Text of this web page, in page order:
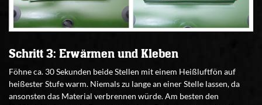
Schritt 3: Erwärmen und Kleben
Föhne ca. 30 Sekunden beide Stellen mit einem Heißluftfön auf
heißester Stufe warm. Niemals zu lange an einer Stelle lassen, da
ansonsten das Material verbrennen würde. Am besten den